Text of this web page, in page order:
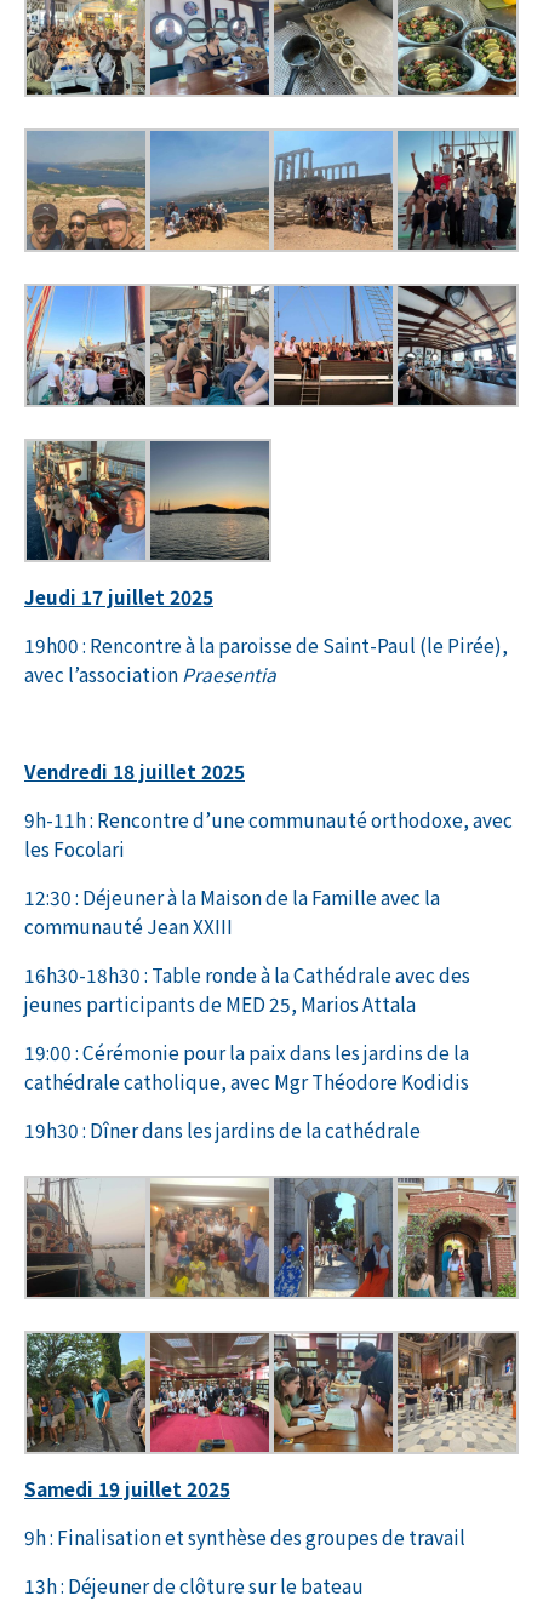
Jeudi 17 juillet 2025
19h00 : Rencontre à la paroisse de Saint-Paul (le Pirée),
avec l’association Praesentia
Vendredi 18 juillet 2025
9h-11h : Rencontre d’une communauté orthodoxe, avec
les Focolari
12:30 : Déjeuner à la Maison de la Famille avec la
communauté Jean XXIII
16h30-18h30 : Table ronde à la Cathédrale avec des
jeunes participants de MED 25, Marios Attala
19:00 : Cérémonie pour la paix dans les jardins de la
cathédrale catholique, avec Mgr Théodore Kodidis
19h30 : Dîner dans les jardins de la cathédrale
Samedi 19 juillet 2025
9h : Finalisation et synthèse des groupes de travail
13h : Déjeuner de clôture sur le bateau